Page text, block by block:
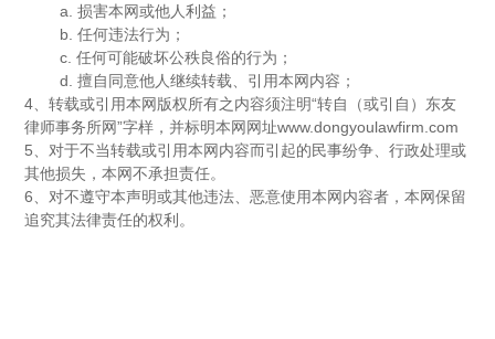
a. 损害本网或他人利益；
b. 任何违法行为；
c. 任何可能破坏公秩良俗的行为；
d. 擅自同意他人继续转载、引用本网内容；
4、转载或引用本网版权所有之内容须注明“转自（或引自）东友
律师事务所网”字样，并标明本网网址www.dongyoulawfirm.com
5、对于不当转载或引用本网内容而引起的民事纷争、行政处理或
其他损失，本网不承担责任。
6、对不遵守本声明或其他违法、恶意使用本网内容者，本网保留
追究其法律责任的权利。